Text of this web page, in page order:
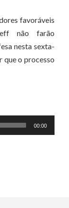
favoráveis
não farão
nesta sexta-
que o processo
00:00